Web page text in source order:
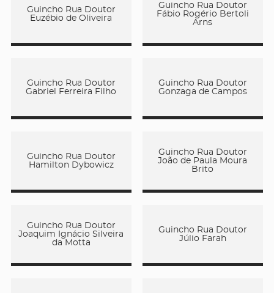
Guincho Rua Doutor
Euzébio de Oliveira
Guincho Rua Doutor
Fábio Rogério Bertoli
Arns
Guincho Rua Doutor
Gabriel Ferreira Filho
Guincho Rua Doutor
Gonzaga de Campos
Guincho Rua Doutor
Hamilton Dybowicz
Guincho Rua Doutor
João de Paula Moura
Brito
Guincho Rua Doutor
Joaquim Ignácio Silveira
da Motta
Guincho Rua Doutor
Júlio Farah